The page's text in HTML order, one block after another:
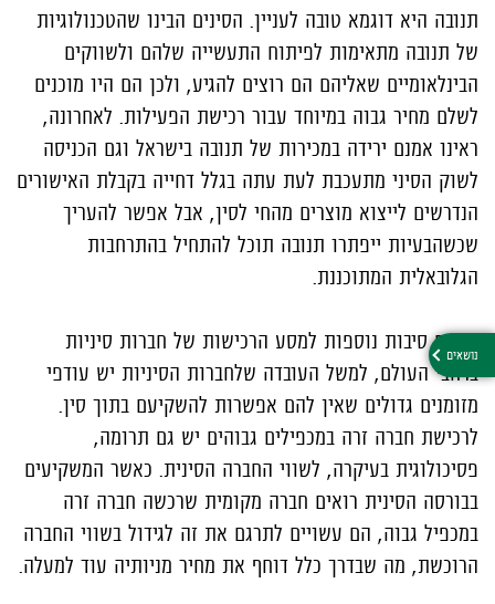
תנובה היא דוגמא טובה לעניין. הסינים הבינו שהטכנולוגיות
של תנובה מתאימות לפיתוח התעשייה שלהם ולשווקים
הבינלאומיים שאליהם הם רוצים להגיע, ולכן הם היו מוכנים
לשלם מחיר גבוה במיוחד עבור רכישת הפעילות. לאחרונה,
ראינו אמנם ירידה במכירות של תנובה בישראל וגם הכניסה
לשוק הסיני מתעכבת לעת עתה בגלל דחייה בקבלת האישורים
הנדרשים לייצוא מוצרים מהחי לסין, אבל אפשר להעריך
שכשהבעיות ייפתרו תנובה תוכל להתחיל בהתרחבות
הגלובאלית המתוכננת.
יש גם סיבות נוספות למסע הרכישות של חברות סיניות
ברחבי העולם, למשל העובדה שלחברות הסיניות יש עודפי
מזומנים גדולים שאין להם אפשרות להשקיעם בתוך סין.
לרכישת חברה זרה במכפילים גבוהים יש גם תרומה,
פסיכולוגית בעיקרה, לשווי החברה הסינית. כאשר המשקיעים
בבורסה הסינית רואים חברה מקומית שרכשה חברה זרה
במכפיל גבוה, הם עשויים לתרגם את זה לגידול בשווי החברה
הרוכשת, מה שבדרך כלל דוחף את מחיר מניותיה עוד למעלה.